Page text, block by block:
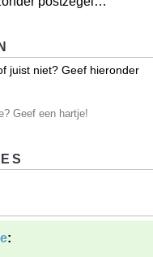
juist niet? Geef hieronder
Geef een hartje!
: